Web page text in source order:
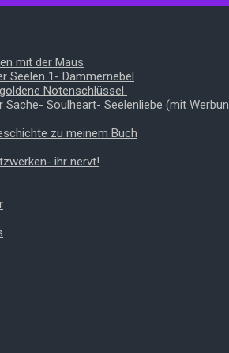
mit der Maus
Seelen 1- Dämmernebel
Notenschlüssel
Soulheart- Seelenliebe (mit
zu meinem Buch
ihr nervt!